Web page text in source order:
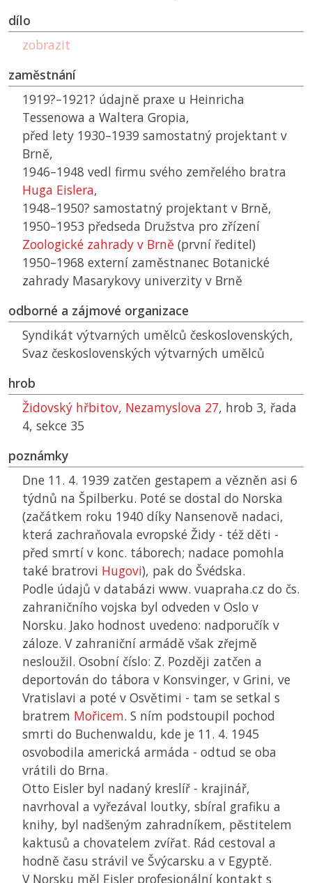
dílo
zobrazit
zaměstnání
1919?–1921? údajně praxe u Heinricha
Tessenowa a Waltera Gropia,
před lety 1930–1939 samostatný projektant v
Brně,
1946–1948 vedl firmu svého zemřelého bratra
Huga Eislera,
1948–1950? samostatný projektant v Brně,
1950–1953 předseda Družstva pro zřízení
Zoologické zahrady v Brně (první ředitel)
1950–1968 externí zaměstnanec Botanické
zahrady Masarykovy univerzity v Brně
odborné a zájmové organizace
Syndikát výtvarných umělců československých,
Svaz československých výtvarných umělců
hrob
Židovský hřbitov, Nezamyslova 27, hrob 3, řada
4, sekce 35
poznámky
Dne 11. 4. 1939 zatčen gestapem a vězněn asi 6
týdnů na Špilberku. Poté se dostal do Norska
(začátkem roku 1940 díky Nansenově nadaci,
která zachraňovala evropské Židy - též děti -
před smrtí v konc. táborech; nadace pomohla
také bratrovi Hugovi), pak do Švédska.
Podle údajů v databázi www. vuapraha.cz do čs.
zahraničního vojska byl odveden v Oslo v
Norsku. Jako hodnost uvedeno: nadporučík v
záloze. V zahraniční armádě však zřejmě
nesloužil. Osobní číslo: Z. Později zatčen a
deportován do tábora v Konsvinger, v Grini, ve
Vratislavi a poté v Osvětimi - tam se setkal s
bratrem Mořicem. S ním podstoupil pochod
smrti do Buchenwaldu, kde je 11. 4. 1945
osvobodila americká armáda - odtud se oba
vrátili do Brna.
Otto Eisler byl nadaný kreslíř - krajinář,
navrhoval a vyřezával loutky, sbíral grafiku a
knihy, byl nadšeným zahradníkem, pěstitelem
kaktusů a chovatelem zvířat. Rád cestoval a
hodně času strávil ve Švýcarsku a v Egyptě.
V Norsku měl Eisler profesionální kontakt s